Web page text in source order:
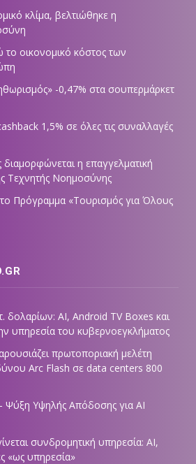
κλίμα, βελτιώθηκε η
οικονομικό κόστος των
-0,47% στα σουπερμάρκετ
1,5% σε όλες τις συναλλαγές
η επαγγελματική
Τεχνητής Νοημοσύνης
Πρόγραμμα «Τουρισμός για Όλους
δολαρίων: AI, Android TV Boxes και
υπηρεσία του κυβερνοεγκλήματος
πρωτοποριακή μελέτη
Arc Flash σε data centers 800
Ψύξη Υψηλής Απόδοσης για AI
συνδρομητική υπηρεσία: AI,
«ως υπηρεσία»